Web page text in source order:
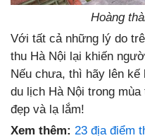
Hoàng
Với tất cả những lý do
thu Hà Nội lại khiến
Nếu chưa, thì hãy lên
du lịch Hà Nội trong
đẹp và lạ lắm!
Xem thêm: 23 địa điểm